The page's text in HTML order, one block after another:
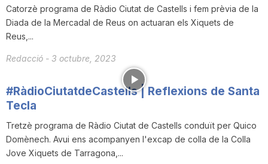
o
a
Catorzè programa de Ràdio Ciutat de Castells i fem prèvia de la
Diada de la Mercadal de Reus on actuaran els Xiquets de
Reus,...
Redacció - 3 octubre, 2023
#RàdioCiutatdeCastells | Reflexions de Santa
Tecla
Tretzè programa de Ràdio Ciutat de Castells conduït per Quico
Domènech. Avui ens acompanyen l'excap de colla de la Colla
Jove Xiquets de Tarragona,...